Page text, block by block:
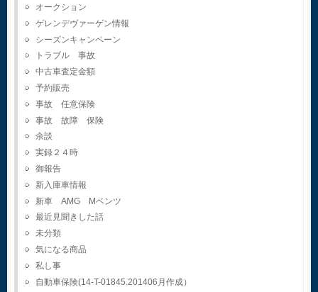
オークション
ゲレンデヴァーゲン情報
シーズンキャンペーン
トラブル 事故
中古車査定金額
予約販売
事故 任意保険
事故 故障 保険
余談
実録２４時
御報告
新入庫車情報
新車 AMG Mベンツ
最近見聞きした話
未分類
気になる商品
私し事
自動車保険(14-T-01845.201406月作成）